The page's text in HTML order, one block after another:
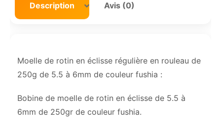
Description Avis (0)
Moelle de rotin en éclisse régulière en rouleau de
250g de 5.5 à 6mm de couleur fushia :
Bobine de moelle de rotin en éclisse de 5.5 à
6mm de 250gr de couleur fushia.